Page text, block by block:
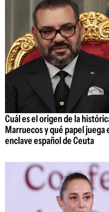
Cuál es el origen de la
Marruecos y qué papel
enclave español de Ceuta